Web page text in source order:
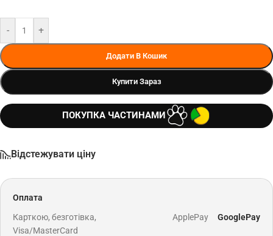
- +
Додати В Кошик
Купити Зараз
ПОКУПКА ЧАСТИНАМИ
Відстежувати ціну
Оплата
Карткою, безготівка,
Visa/MasterCard
ApplePay GooglePay